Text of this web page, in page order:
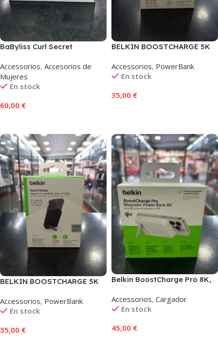
BaByliss Curl Secret
Accessorios, Accesorios de
Mujeres
En stock
60,00 €
BELKIN BOOSTCHARGE 5K
Accessorios, PowerBank
En stock
35,00 €
BELKIN BOOSTCHARGE 5K
Accessorios, PowerBank
En stock
35,00 €
Belkin BoostCharge Pro 8K,
Accessorios, Cargador
En stock
45,00 €